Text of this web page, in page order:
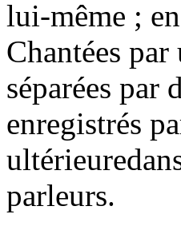
lui-même ;
Chantées
séparées par
enregistrés
parleurs.